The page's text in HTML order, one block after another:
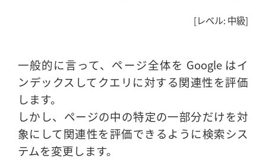
[レベル: 中級]
一般的に言って、ページ全体を Google はイ
ンデックスしてクエリに対する関連性を評価
します。
しかし、ページの中の特定の一部分だけを対
象にして関連性を評価できるように検索シス
テムを変更します。